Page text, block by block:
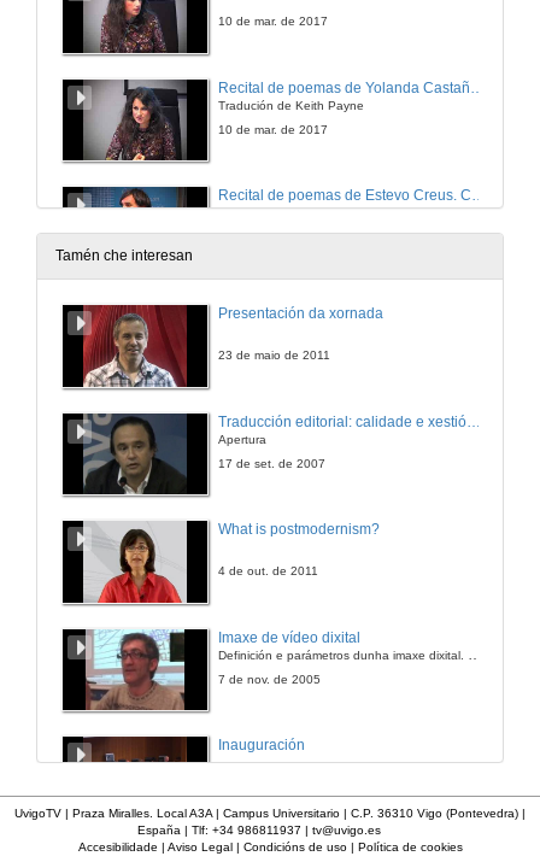
10 de mar. de 2017
Tradución de Keith Payne
10 de mar. de 2017
Recital de poemas de Estevo Creus. Coautor de "Six Galician Poets"
10 de mar. de 2017
Tradución de Keith Payne
Tamén che interesan
Presentación da xornada
23 de maio de 2011
Apertura
17 de set. de 2007
What is postmodernism?
4 de out. de 2011
Imaxe de vídeo dixital
Definición e parámetros dunha imaxe dixital. Resolución e Aspecto. Profundidade da cor. Compresión. Frame por segundo. Entrelazado. Campos, cadros
7 de nov. de 2005
Inauguración
Apertura do acto
UvigoTV | Praza Miralles. Local A3A | Campus Universitario | C.P. 36310 Vigo (Pontevedra) |
España | Tlf: +34 986811937 | tv@uvigo.es
Accesibilidade | Aviso Legal| Condicións de uso| Política de cookies